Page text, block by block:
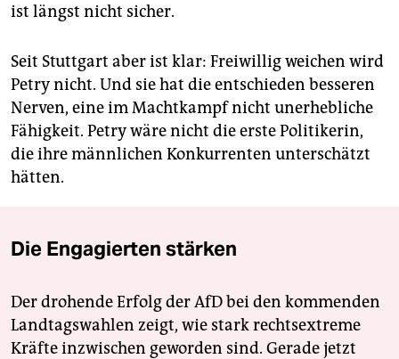
ist längst nicht sicher.
Seit Stuttgart aber ist klar: Freiwillig weichen wird
Petry nicht. Und sie hat die entschieden besseren
Nerven, eine im Machtkampf nicht unerhebliche
Fähigkeit. Petry wäre nicht die erste Politikerin,
die ihre männlichen Konkurrenten unterschätzt
hätten.
Die Engagierten stärken
Der drohende Erfolg der AfD bei den kommenden
Landtagswahlen zeigt, wie stark rechtsextreme
Kräfte inzwischen geworden sind. Gerade jetzt